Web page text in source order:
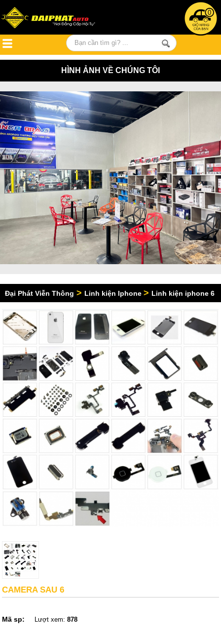
0
HÌNH ẢNH VỀ CHÚNG TÔI
Đại Phát Viễn Thông > Linh kiện Iphone > Linh kiện iphone 6
CAMERA SAU 6
Mã sp: Lượt xem:878